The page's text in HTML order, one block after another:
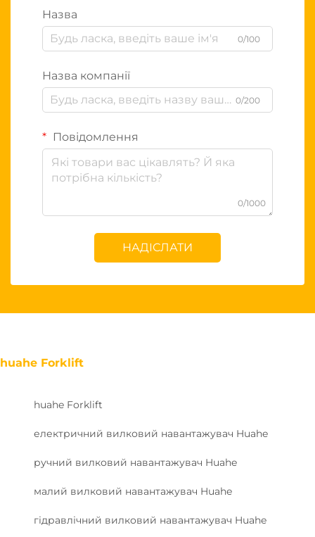
Назва
0/100
Назва компанії
0/200
Повідомлення
0/1000
НАДІСЛАТИ
huahe Forklift
huahe Forklift
електричний вилковий навантажувач Huahe
ручний вилковий навантажувач Huahe
малий вилковий навантажувач Huahe
гідравлічний вилковий навантажувач Huahe